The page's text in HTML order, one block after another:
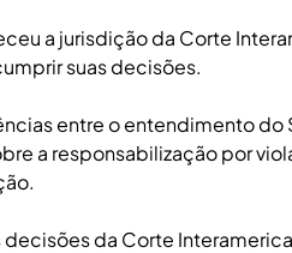
a jurisdição da Corte
suas decisões.
entre o entendimento do
a responsabilização por
da Corte